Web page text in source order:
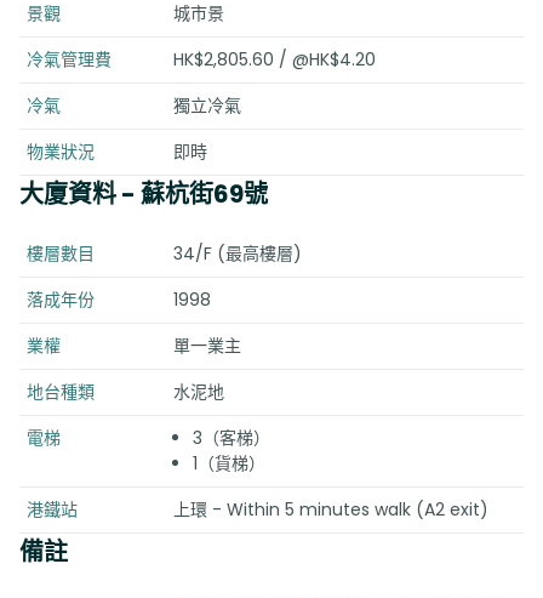
景觀
城市景
冷氣管理費
HK$2,805.60 / @HK$4.20
冷氣
獨立冷氣
物業狀況
即時
大廈資料- 蘇杭街69號
樓層數目
34/F (最高樓層)
落成年份
1998
業權
單一業主
地台種類
水泥地
電梯
3（客梯）
1（貨梯）
港鐵站
上環 - Within 5 minutes walk (A2 exit)
備註